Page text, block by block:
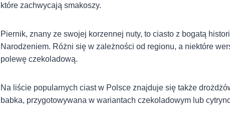
które zachwycają smakoszy.
Piernik, znany ze swojej korzennej nuty, to ciasto z bogatą
Narodzeniem. Różni się w zależności od regionu, a niektóre
polewę czekoladową.
Na liście popularnych ciast w Polsce znajduje się także
babka, przygotowywana w wariantach czekoladowym lub